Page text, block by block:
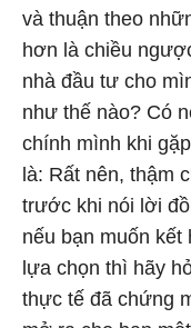
và thuận theo
hơn là chiều
nhà đầu tư cho
như thế nào? Có
chính mình khi
là: Rất nên, thậm
trước khi nói lời
nếu bạn muốn kết
lựa chọn thì hãy
thực tế đã chứng